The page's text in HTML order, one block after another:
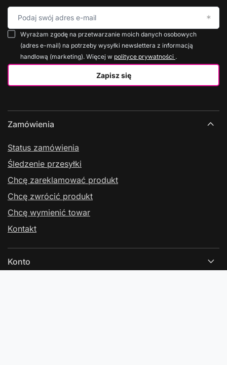
Podaj swój adres e-mail
Zapisz się
Wyrażam zgodę na przetwarzanie moich danych osobowych
(adres e-mail) na potrzeby wysyłki newslettera z informacją
handlową (marketing). Więcej w polityce prywatności .
Zamówienia
Status zamówienia
Śledzenie przesyłki
Chcę zareklamować produkt
Chcę zwrócić produkt
Chcę wymienić towar
Kontakt
Konto